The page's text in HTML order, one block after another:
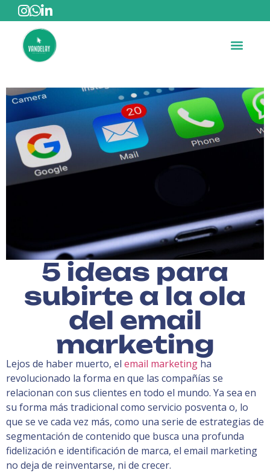
5 ideas para
subirte a la ola
del email
marketing
Lejos de haber muerto, el email marketing ha
revolucionado la forma en que las compañías se
relacionan con sus clientes en todo el mundo. Ya sea en
su forma más tradicional como servicio posventa o, lo
que se ve cada vez más, como una serie de estrategias de
segmentación de contenido que busca una profunda
fidelización e identificación de marca, el email marketing
no deja de reinventarse, ni de crecer.